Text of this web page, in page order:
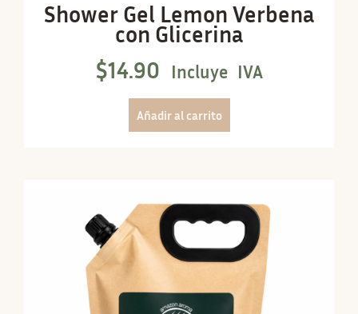
Shower Gel Lemon Verbena
con Glicerina
$14.90 Incluye IVA
Añadir al carrito